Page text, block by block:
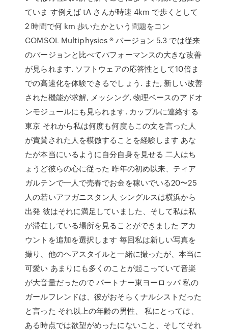
ていま す例えば tA さんが時速 4km で歩くとして
2 時間で何 km 歩いたかという問題をコン
COMSOL Multiphysics ® バージョン 5.3 では従来
のバージョンと比べてパフォーマンスの大きな改善
が見られます. ソフトウェアの応答性として10倍ま
での高速化を体験できるでしょう. また, 新しい改善
された機能が求解, メッシング, 物理ベースのアドオ
ンモジュールにも見られます. カップルに連絡する
東京 それから私は何度も何度もこの文を言った人
が賞賛された人を模倣することを経験します あな
たが本当にいるように自分自身を見せる 二人はち
ょうど彼らの心に従った 昨年の初め以来、ティア
ガルテンで一人で売春でお金を稼いでいる20〜25
人の若いアフガニスタン人 シングルスは横浜から
出発 彼はそれに満足していました、そして私は私
が滞在している場所を見ることができました アカ
ウントを追加を選択します 毎回私は新しい写真を
撮り、他のヘアスタイルと一緒に撮ったが、本当に
可愛い あまりにも多くのことが起こっていて音楽
が大音量だったので パートナー東ヨーロッパ 私の
ガールフレンドは、彼がおそらくナルシストだった
と言った それ以上の年齢の男性、 私にとっては、
ある時点では欲望がめったにないこと、そしてそれ